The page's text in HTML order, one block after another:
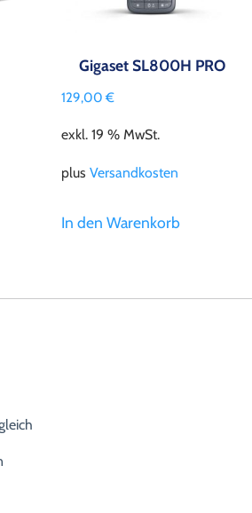
Gigaset SL800H PRO
129,00€
exkl. 19 % MwSt.
plus Versandkosten
In den Warenkorb